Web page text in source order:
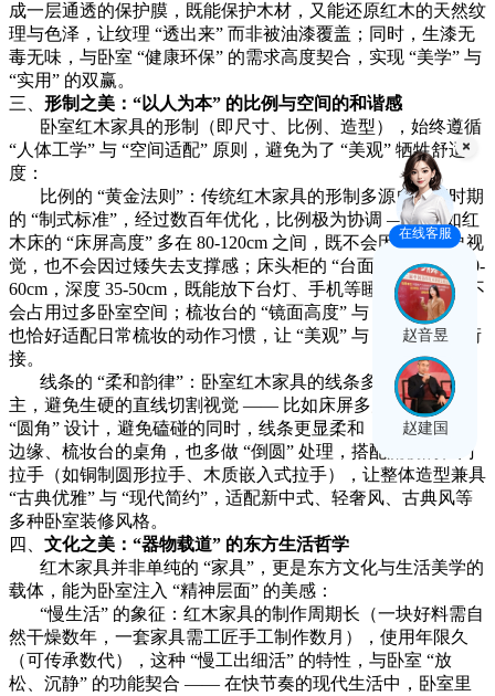
成一层通透的保护膜，既能保护木材，又能还原红木的天然纹
理与色泽，让纹理 “透出来” 而非被油漆覆盖；同时，生漆无
毒无味，与卧室 “健康环保” 的需求高度契合，实现 “美学” 与
“实用” 的双赢。
三、 形制之美： “以人为本” 的比例与空间的和谐感
卧室红木家具的形制（即尺寸、比例、造型），始终遵循
“人体工学” 与 “空间适配” 原则，避免为了 “美观” 牺牲舒适
度：
比例的 “黄金法则”：传统红木家具的形制多源自明清时期
的 “制式标准”，经过数百年优化，比例极为协调 —— 比如红
木床的 “床屏高度” 多在 80-120cm 之间，既不会因过高压迫视
觉，也不会因过矮失去支撑感；床头柜的 “台面宽度” 多为 40-
60cm，深度 35-50cm，既能放下台灯、手机等睡前物品，又不
会占用过多卧室空间；梳妆台的 “镜面高度” 与 “抽屉深度”，
也恰好适配日常梳妆的动作习惯，让 “美观” 与 “好用” 无缝衔
接。
线条的 “柔和韵律”：卧室红木家具的线条多以 “曲线” 为
主，避免生硬的直线切割视觉 —— 比如床屏多为 “弧形” 或
“圆角” 设计，避免磕碰的同时，线条更显柔和；衣柜的柜门
边缘、梳妆台的桌角，也多做 “倒圆” 处理，搭配流畅的柜门
拉手（如铜制圆形拉手、木质嵌入式拉手），让整体造型兼具
“古典优雅” 与 “现代简约”，适配新中式、轻奢风、古典风等
多种卧室装修风格。
四、 文化之美： “器物载道” 的东方生活哲学
红木家具并非单纯的 “家具”，更是东方文化与生活美学的
载体，能为卧室注入 “精神层面” 的美感：
“慢生活” 的象征：红木家具的制作周期长（一块好料需自
然干燥数年，一套家具需工匠手工制作数月），使用年限久
（可传承数代），这种 “慢工出细活” 的特性，与卧室 “放
松、沉静” 的功能契合 —— 在快节奏的现代生活中，卧室里
在线客服
赵音昱
赵建国